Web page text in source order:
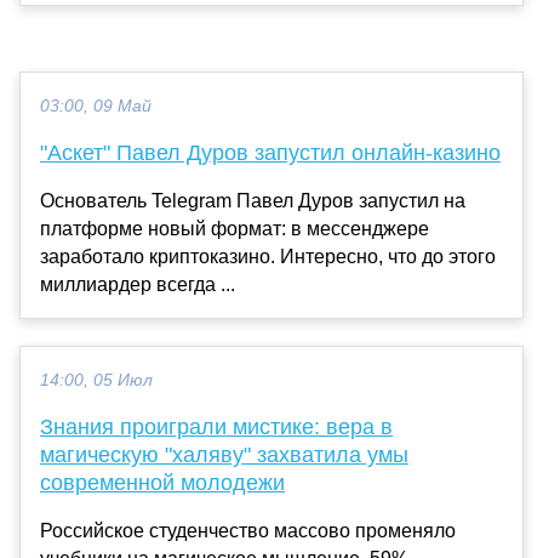
03:00, 09 Май
"Аскет" Павел Дуров запустил онлайн-казино
Основатель Telegram Павел Дуров запустил на
платформе новый формат: в мессенджере
заработало криптоказино. Интересно, что до этого
миллиардер всегда ...
14:00, 05 Июл
Знания проиграли мистике: вера в
магическую "халяву" захватила умы
современной молодежи
Российское студенчество массово променяло